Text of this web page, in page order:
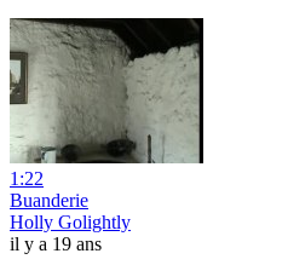
1:22
Buanderie
Holly Golightly
il y a 19 ans